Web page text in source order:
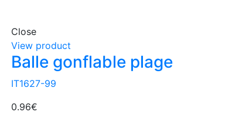
Close
View product
Balle gonflable plage
IT1627-99
0.96€